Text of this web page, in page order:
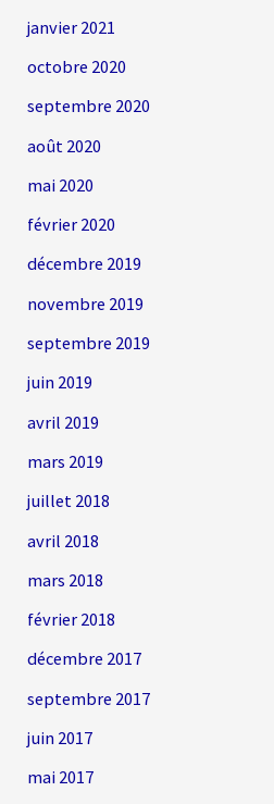
janvier 2021
octobre 2020
septembre 2020
août 2020
mai 2020
février 2020
décembre 2019
novembre 2019
septembre 2019
juin 2019
avril 2019
mars 2019
juillet 2018
avril 2018
mars 2018
février 2018
décembre 2017
septembre 2017
juin 2017
mai 2017